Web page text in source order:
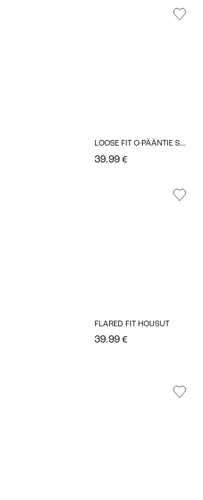
LOOSE FIT O-PÄÄNTIE SVETARIT
39.99 €
FLARED FIT HOUSUT
39.99 €